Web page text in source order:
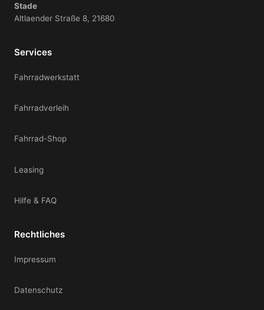
Stade
Altlaender Straße 8, 21680
Services
Fahrradwerkstatt
Fahrradverleih
Fahrrad-Shop
Leasing
Hilfe & FAQ
Rechtliches
Impressum
Datenschutz